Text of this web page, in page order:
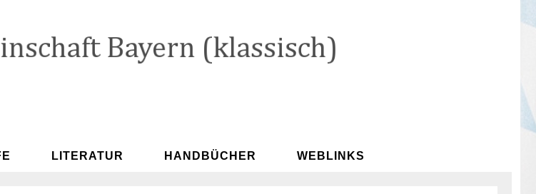
LITERATUR HANDBÜCHER WEBLINKS